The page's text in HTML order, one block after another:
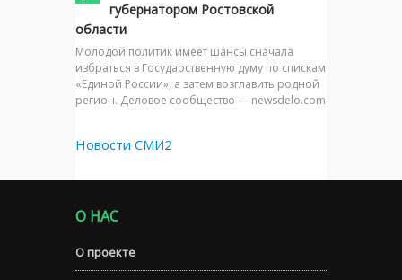
губернатором Ростовской
области
Молодой политик имеет шансы сначала
избраться в Государственную думу по спискам
«Единой России», а затем возглавить родной
регион. Деловое сообщество — newsdelo.com
Новости СМИ2
О НАС
О проекте